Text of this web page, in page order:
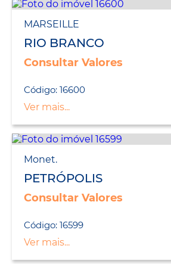
MARSEILLE
RIO BRANCO
Consultar Valores
Código: 16600
Ver mais...
Monet.
PETRÓPOLIS
Consultar Valores
Código: 16599
Ver mais...